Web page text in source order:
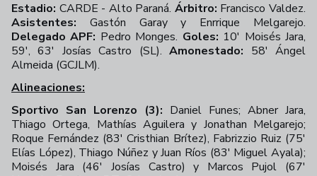
Estadio: CARDE - Alto Paraná. Árbitro: Francisco Valdez.
Asistentes: Gastón Garay y Enrrique Melgarejo.
Delegado APF: Pedro Monges. Goles: 10' Moisés Jara,
59', 63' Josías Castro (SL).Amonestado: 58' Ángel
Almeida (GCJLM).
Alineaciones:
Sportivo San Lorenzo (3): Daniel Funes; Abner Jara,
Thiago Ortega, Mathías Aguilera y Jonathan Melgarejo;
Roque Fernández (83' Cristhian Brítez), Fabrizzio Ruiz (75'
Elías López), Thiago Núñez y Juan Ríos (83' Miguel Ayala);
Moisés Jara (46' Josías Castro) y Marcos Pujol (67'